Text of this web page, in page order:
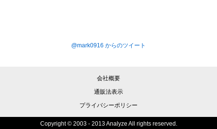
@mark0916 からのツイート
会社概要
通販法表示
プライバシーポリシー
Copyright © 2003 - 2013 Analyze All rights reserved.